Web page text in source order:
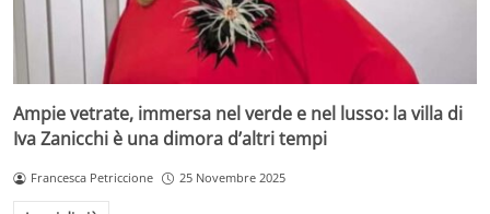
Ampie vetrate, immersa nel verde e nel lusso: la villa di
Iva Zanicchi è una dimora d’altri tempi
Francesca Petriccione 25 Novembre 2025